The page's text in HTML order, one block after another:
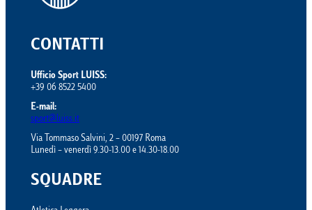
CONTATTI
Ufficio Sport LUISS:
+39 06 8522 5400
E-mail:
sport@luiss.it
Via Tommaso Salvini, 2 – 00197 Roma
Lunedì – venerdì 9.30-13.00 e 14.30-18.00
SQUADRE